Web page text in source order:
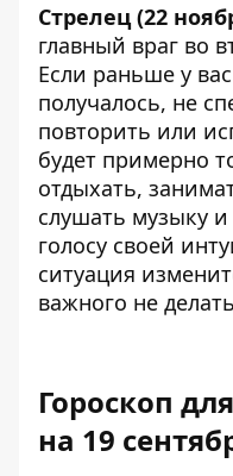
Стрелец (22
главный враг во
Если раньше у
получалось, не
повторить или
будет примерно
отдыхать,
слушать музыку
голосу своей
ситуация
важного не
Гороскоп
на 19